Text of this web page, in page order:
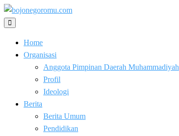
Skip
to
bojonegoromu.com
Kabar Baik Berkemajuan
Home
Organisasi
Anggota Pimpinan Daerah Muhammadiyah
Profil
Ideologi
Berita
Berita Umum
Pendidikan